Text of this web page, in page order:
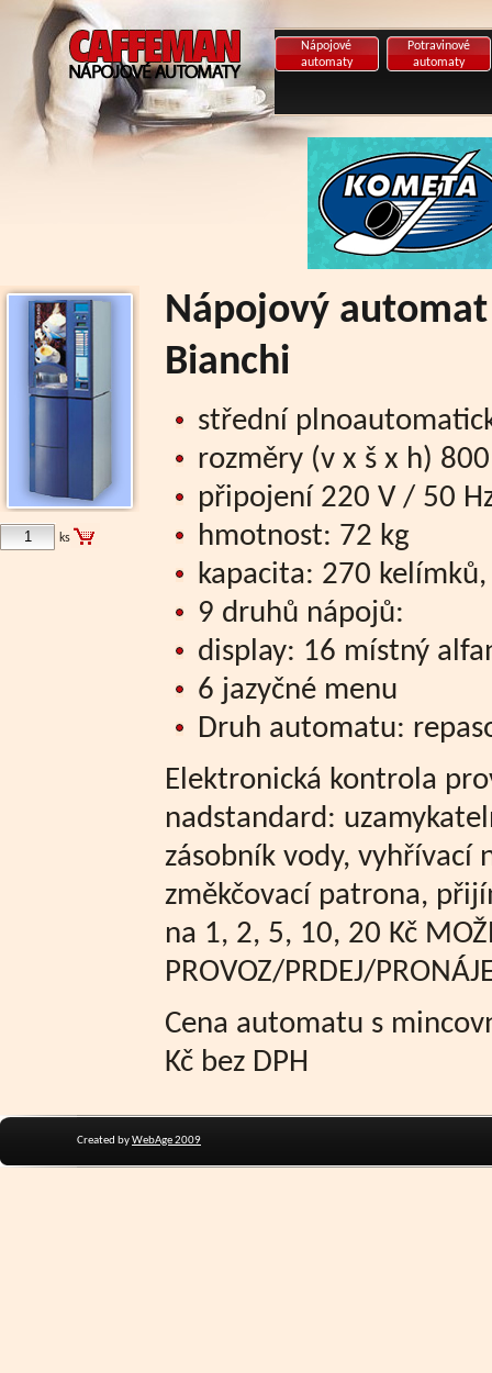
Nápojové
automaty
Potravinové
automaty
ks
Nápojový
Bianchi
střední
rozměry (v x š x h)
připojení 220 V / 50
hmotnost: 72 kg
kapacita: 270
9 druhů nápojů:
display: 16 místný
6 jazyčné menu
Druh automatu:
Elektronická kontrola
nadstandard:
zásobník vody, vyhřívací
změkčovací patrona,
na 1, 2, 5, 10, 20 Kč
PROVOZ/PRDEJ/
Cena automatu s
Kč bez DPH
Created byWebAge 2009